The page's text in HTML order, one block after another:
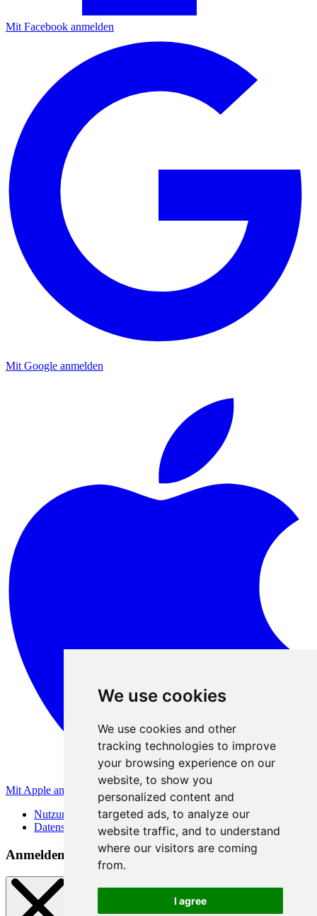
We use cookies
We use cookies and other
tracking technologies to improve
your browsing experience on our
website, to show you
personalized content and
targeted ads, to analyze our
website traffic, and to understand
where our visitors are coming
from.
I agree
Mit Facebook anmelden
Mit Google anmelden
Mit Apple anmelden
Nutzungsbedingungen
Datenschutzerklärung
Anmeldemethoden